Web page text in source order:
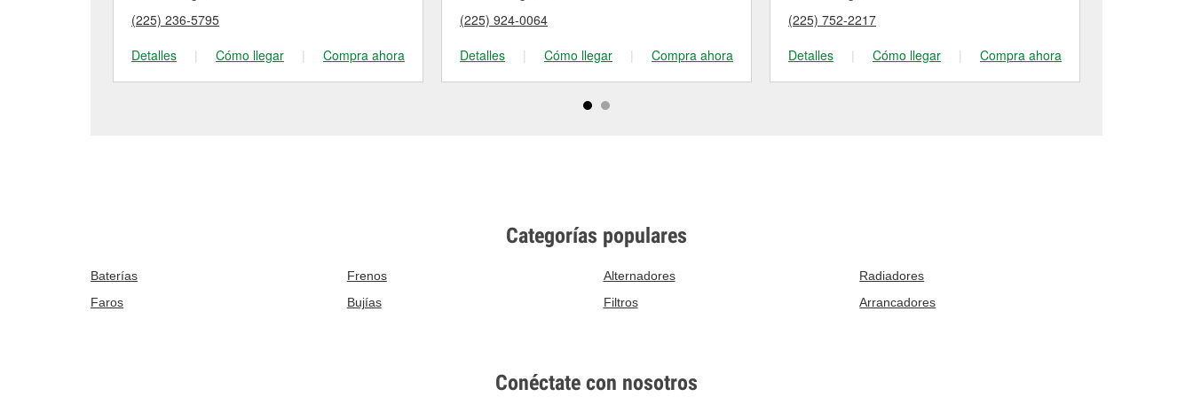
(225) 236-5795
Detalles
| Cómo llegar | Compra ahora
(225) 924-0064
Detalles
| Cómo llegar | Compra ahora
(225) 752-2217
Detalles
| Cómo llegar | Compra ahora
Categorías populares
Baterías Frenos Alternadores
Radiadores
Faros
Bujías Filtros Arrancadores
Conéctate con nosotros